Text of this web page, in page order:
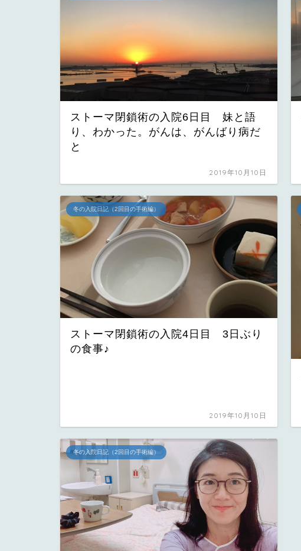
ストーマ閉鎖術の入院6日目 妹と語
り、わかった。がんは、がんばり病だ
と
2019年10月10日
冬の入院日記（2回目の手術編）
ストーマ閉鎖術の入院4日目 3日ぶり
の食事♪
2019年10月10日
冬の入院日記（2回目の手術編）